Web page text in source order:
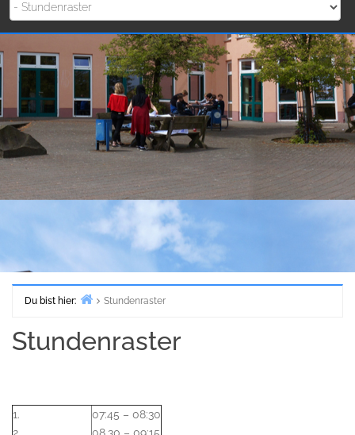
Du bist hier:
Stundenraster
Stundenraster
1.
07:45 – 08:30